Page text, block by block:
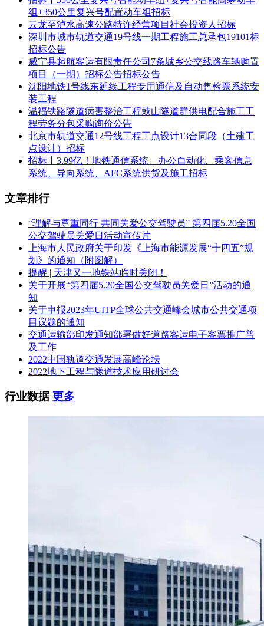
判采购单位对工期的调整，且不得由此提出其它要求。
二、申请人的资格要求：
1.本项目的一般资格要求：
（1）具有独立承担民事责任的能力；
（2）具有良好的商业信誉和健全的财务会计制度；
（3）法律、行政法规规定的其他条件。
2.本项目的特定资格要求：
（1）在中华人民共和国境内注册，具有独立承担民事责任的
能力，能提供本次采购合格服务的企业法人；
（2）须提供经会计师事务所审计的最近一年的财务审计报告
（非验资审计、所得税汇算清缴审计及其他专项审计报告），
（3）供应商近5年内（自公告发布之日起往前倒推5年）须具
有低压配电或视频监控或综合监控相关建设或改造业绩（以合
同证明为准）；
（4）拟派的项目负责人须具备中级及以上职称（通信工程或
电子信息或机电安装专业）。
3. 本项目不接受以非独立法人机构为授权代理人的申请。
4.申请人之间存在下列情况之一的，不得同时参加本项目：
（1）法定代表人或者负责人为同一人，或存在直接控股、管
理关系的；
（2）同一人分别在两家或以上的单位担任董事、监事；
（3）法定代表人、负责人、董事或监事有夫妻、直系血亲、
立对失信被执行人联合惩戒机制的实施意见》（苏信用办
[2018]23号）。投标人失信被执行人情况以“信用中
国”（www.creditchina.gov.cn）网站查询结果为准。
三、获取采购文件
时间：2022年6月28日至2022年7月1日，9:30至11:00，13:30至
组+350公里复兴号配置动车组招标
云龙至泸水高速公路特许经营项目社会投资人招标
深圳市城市轨道交通19号线一期工程施工总承包19101标
招标公告
威宁县起航客运有限责任公司7条城乡公交线路车辆购置
项目（一期）招标公告招标公告
沈阳地铁1号线东延线工程专用通信及自动售检票系统安
装工程
温福铁路隧道病害整治工程鼓山隧道群供电配合施工工
程劳务分包采购询价公告
北京市轨道交通12号线工程工点设计13合同段（土建工
点设计）招标
招标丨3.99亿！地铁通信系统、办公自动化、乘客信息
系统、导向系统、AFC系统供货及施工招标
文章排行
“理解与尊重同行 共同关爱公交驾驶员” 第四届5.20全国
公交驾驶员关爱日活动宣传片
上海市人民政府关于印发《上海市能源发展“十四五”规
划》的通知（附图解）
提醒 | 天津又一地铁站临时关闭！
关于开展“第四届5.20全国公交驾驶员关爱日”活动的通
知
关于申报2023年UITP全球公共交通峰会城市公共交通项
目议题的通知
交通运输部印发通知部署做好道路客运电子客票推广普
及工作
2022中国轨道交通发展高峰论坛
2022地下工程与隧道技术应用研讨会
行业数据更多